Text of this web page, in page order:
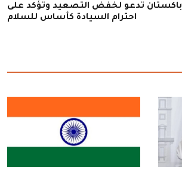
باكستان تدعو لخفض التصعيد وتؤكد على
احترام السيادة كأساس للسلام